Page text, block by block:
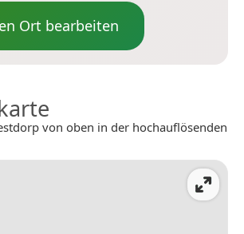
Ort bearbeiten
von oben in der hochauflösenden